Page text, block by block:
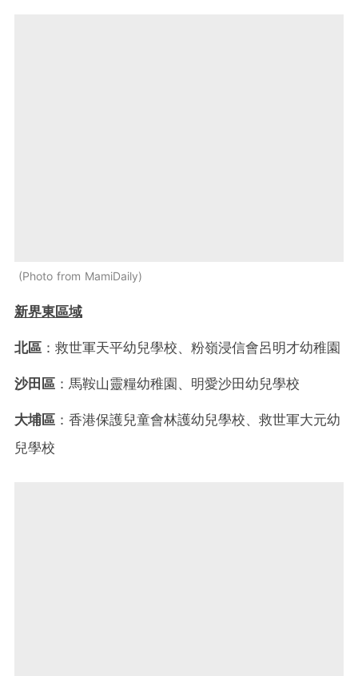
Photo from MamiDaily
新界東區域
北區 ：救世軍天平幼兒學校、粉嶺浸信會呂明才幼稚園
沙田區 ：馬鞍山靈糧幼稚園、明愛沙田幼兒學校
大埔區 ：香港保護兒童會林護幼兒學校、救世軍大元幼
兒學校